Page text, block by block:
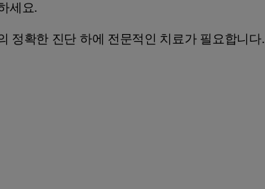
세요.
정확한 진단 하에 전문적인 치료가 필요합니다.